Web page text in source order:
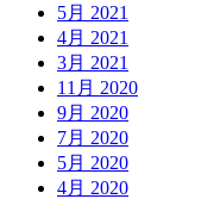
5月 2021
4月 2021
3月 2021
11月 2020
9月 2020
7月 2020
5月 2020
4月 2020